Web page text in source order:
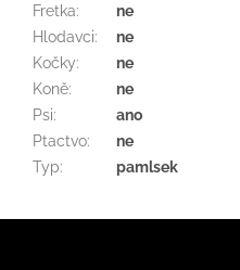
Fretka:
ne
Hlodavci:
ne
Kočky:
ne
Koně:
ne
Psi:
ano
Ptactvo:
ne
Typ: pamlsek